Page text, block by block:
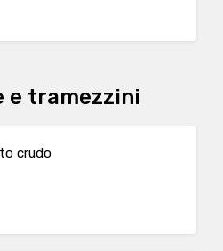
e tramezzini
crudo